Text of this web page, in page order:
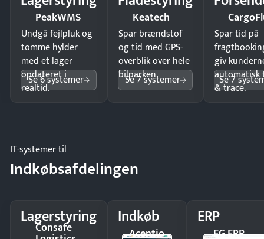
PeakWMS
Undgå fejlpluk og
tomme hylder
med et lager
opdateret i
realtid.
Se 6 systemer
Keatech
Spar brændstof
og tid med GPS-
overblik over hele
bilparken.
Se 7 systemer
Spar tid på
giv
automatisk
& trace.
Se 7
IT-systemer til
Indkøbsafdelingen
Lagerstyring
Consafe Indkøb
Acentio
ERP
EG ERP